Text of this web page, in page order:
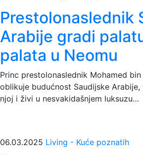
Prestolonaslednik
Arabije gradi
palata u Neomu
Princ prestolonaslednik Mohamed
oblikuje budućnost Saudijske
njoj i živi u nesvakidašnjem luksuzu…
06.03.2025 Living - Kuće poznatih